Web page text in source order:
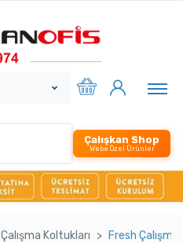
Çalışkan Shop
Webe Özel Ürünler
Çalışma Koltukları Fresh